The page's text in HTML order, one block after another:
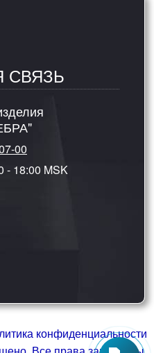
СВЯЗЬ
00
18:00 MSK
конфиденциальности